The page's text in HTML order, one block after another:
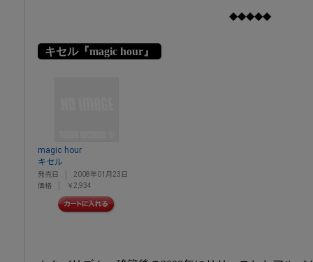
◆◆◆◆◆
キセル『magic hour』
magic hour
キセル
発売日
2008年01月23日
価格
￥2,934